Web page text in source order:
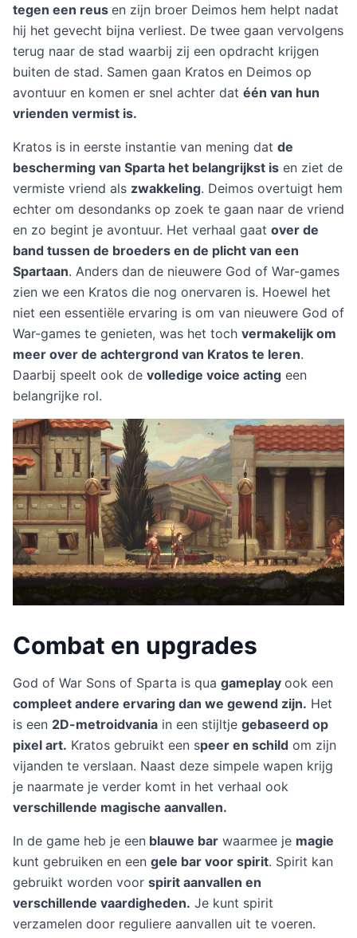
tegen een reus en zijn broer Deimos hem helpt nadat
hij het gevecht bijna verliest. De twee gaan vervolgens
terug naar de stad waarbij zij een opdracht krijgen
buiten de stad. Samen gaan Kratos en Deimos op
avontuur en komen er snel achter dat één van hun
vrienden vermist is.
Kratos is in eerste instantie van mening dat de
bescherming van Sparta het belangrijkst is en ziet de
vermiste vriend als zwakkeling. Deimos overtuigt hem
echter om desondanks op zoek te gaan naar de vriend
en zo begint je avontuur. Het verhaal gaat over de
band tussen de broeders en de plicht van een
Spartaan. Anders dan de nieuwere God of War-games
zien we een Kratos die nog onervaren is. Hoewel het
niet een essentiële ervaring is om van nieuwere God of
War-games te genieten, was het toch vermakelijk om
meer over de achtergrond van Kratos te leren.
Daarbij speelt ook de volledige voice acting een
belangrijke rol.
Combat en upgrades
God of War Sons of Sparta is qua gameplay ook een
compleet andere ervaring dan we gewend zijn. Het
is een 2D-metroidvania in een stijltje gebaseerd op
pixel art. Kratos gebruikt een speer en schild om zijn
vijanden te verslaan. Naast deze simpele wapen krijg
je naarmate je verder komt in het verhaal ook
verschillende magische aanvallen.
In de game heb je een blauwe bar waarmee je magie
kunt gebruiken en een gele bar voor spirit. Spirit kan
gebruikt worden voor spirit aanvallen en
verschillende vaardigheden. Je kunt spirit
verzamelen door reguliere aanvallen uit te voeren.